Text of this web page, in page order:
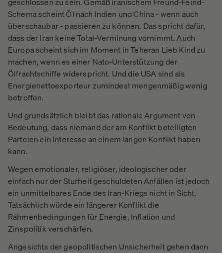
Schema scheint Öl nach Indien und China - wenn auch
überschaubar - passieren zu können. Das spricht dafür,
dass der Iran keine Total-Verminung vornimmt. Auch
Europa scheint sich im Moment in Teheran Lieb Kind zu
machen, wenn es einer Nato-Unterstützung der
Ölfrachtschiffe widerspricht. Und die USA sind als
Energienettoexporteur zumindest mengenmäßig wenig
betroffen.
Und grundsätzlich bleibt das rationale Argument von
Bedeutung, dass niemand der am Konflikt beteiligten
Parteien ein Interesse an einem langen Konflikt haben
kann.
Wegen emotionaler, religiöser, ideologischer oder
einfach nur der Sturheit geschuldeten Anfällen ist jedoch
ein unmittelbares Ende des Iran-Kriegs nicht in Sicht.
Tatsächlich würde ein längerer Konflikt die
Rahmenbedingungen für Energie, Inflation und
Zinspolitik verschärfen.
Angesichts der geopolitischen Unsicherheit gehen dann